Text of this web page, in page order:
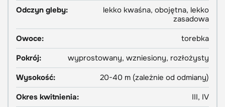
Odczyn gleby:
lekko kwaśna, obojętna, lekko
zasadowa
Owoce:
torebka
Pokrój:
wyprostowany, wzniesiony, rozłożysty
Wysokość:
20-40 m (zależnie od odmiany)
Okres kwitnienia:
III, IV